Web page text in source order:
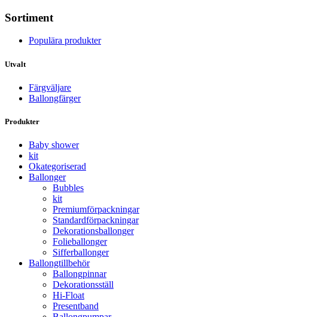
Sortiment
Populära produkter
Utvalt
Färgväljare
Ballongfärger
Produkter
Baby shower
kit
Okategoriserad
Ballonger
Bubbles
kit
Premium­förpackningar
Standard­­förpackningar
Dekorations­ballonger
Folie­­­ballonger
Siffer­­ballonger
Ballong­tillbehör
Ballongpinnar
Dekorationsställ
Hi-Float
Presentband